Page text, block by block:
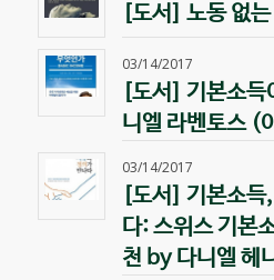
[도서] 노동 없
03/14/2017
[도서] 기본소
니엘 라벤토스 (
03/14/2017
[도서] 기본소득
다: 스위스 기본
천 by 다니엘 헤